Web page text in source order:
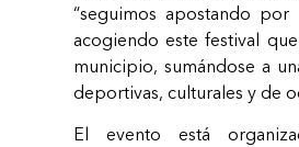
“seguimos apostando
acogiendo este festival
municipio, sumándose a
deportivas, culturales y de
El evento está